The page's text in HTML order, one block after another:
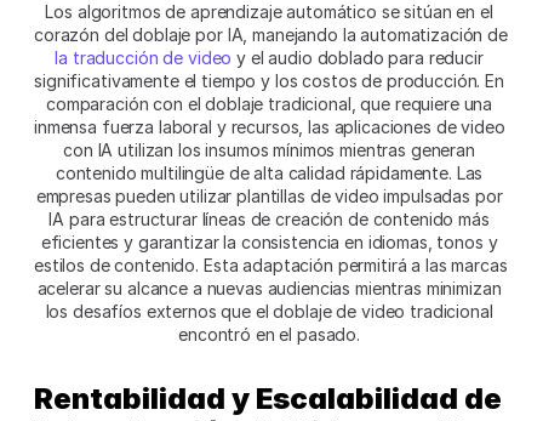
Los algoritmos de aprendizaje automático se sitúan en el
corazón del doblaje por IA, manejando la automatización de
la traducción de video y el audio doblado para reducir
significativamente el tiempo y los costos de producción. En
comparación con el doblaje tradicional, que requiere una
inmensa fuerza laboral y recursos, las aplicaciones de video
con IA utilizan los insumos mínimos mientras generan
contenido multilingüe de alta calidad rápidamente. Las
empresas pueden utilizar plantillas de video impulsadas por
IA para estructurar líneas de creación de contenido más
eficientes y garantizar la consistencia en idiomas, tonos y
estilos de contenido. Esta adaptación permitirá a las marcas
acelerar su alcance a nuevas audiencias mientras minimizan
los desafíos externos que el doblaje de video tradicional
encontró en el pasado.
Rentabilidad y Escalabilidad de